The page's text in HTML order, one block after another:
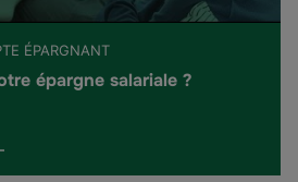
ÉPARGNANT
épargne salariale ?